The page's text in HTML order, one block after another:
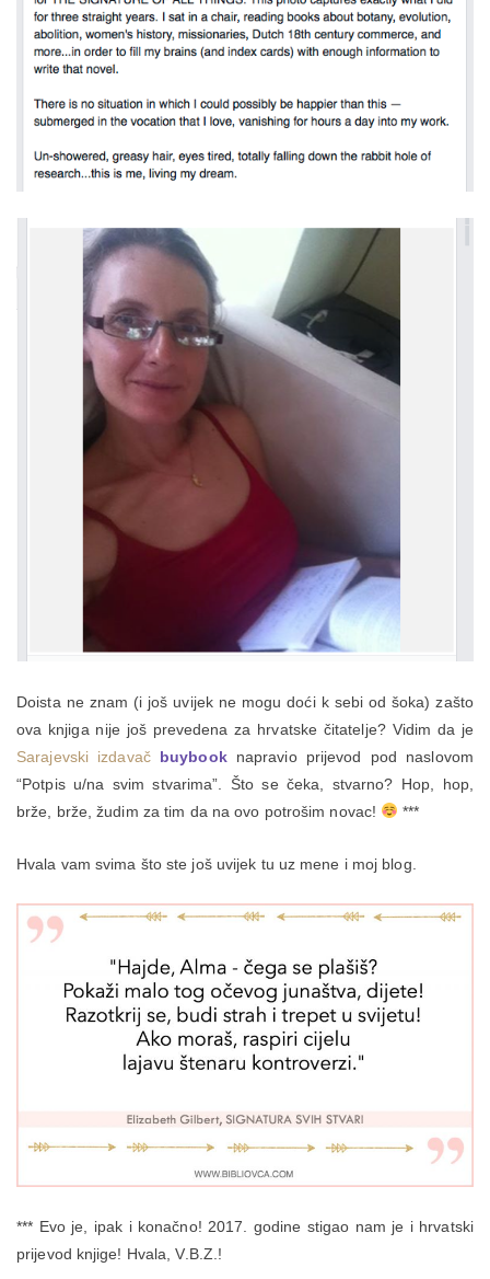
Doista ne znam (i još uvijek ne mogu doći k sebi od šoka) zašto
ova knjiga nije još prevedena za hrvatske čitatelje? Vidim da je
Sarajevski izdavač buybooknapravio prijevod pod naslovom
“Potpis u/na svim stvarima”. Što se čeka, stvarno? Hop, hop,
brže, brže, žudim za tim da na ovo potrošim novac!
***
Hvala vam svima što ste još uvijek tu uz mene i moj blog.
*** Evo je, ipak i konačno! 2017. godine stigao nam je i hrvatski
prijevod knjige! Hvala, V.B.Z.!